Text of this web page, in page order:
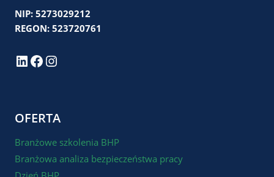
NIP: 5273029212
REGON: 523720761
LinkedIn
Facebook
Instagram
OFERTA
Branżowe szkolenia BHP
Branżowa analiza bezpieczeństwa pracy